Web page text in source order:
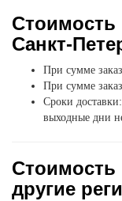
Стоимость
Санкт-
При сумме
При сумме
Сроки
выходные дни
Стоимость
другие